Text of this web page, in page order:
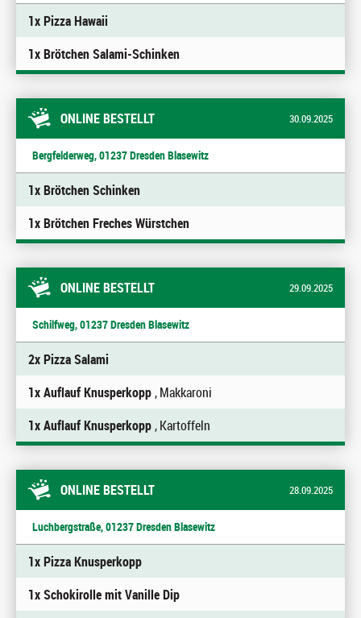
1x Pizza Hawaii
1x Brötchen Salami-Schinken
ONLINE BESTELLT 30.09.2025
Bergfelderweg, 01237 Dresden Blasewitz
1x Brötchen Schinken
1x Brötchen Freches Würstchen
ONLINE BESTELLT 29.09.2025
Schilfweg, 01237 Dresden Blasewitz
2x Pizza Salami
1x Auflauf Knusperkopp, Makkaroni
1x Auflauf Knusperkopp, Kartoffeln
ONLINE BESTELLT 28.09.2025
Luchbergstraße, 01237 Dresden Blasewitz
1x Pizza Knusperkopp
1x Schokirolle mit Vanille Dip